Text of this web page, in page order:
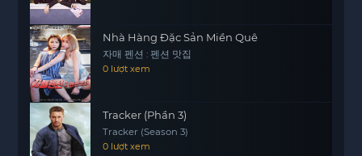
Nhà Hàng Đặc Sản Miền Quê
자매 펜션 : 펜션 맛집
0 lượt xem
Tracker (Phần 3)
Tracker (Season 3)
0 lượt xem